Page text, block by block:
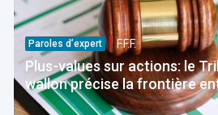
Paroles d’expert F.F.F.
Plus-values sur actions: le
wallon précise la frontière
normale et spéculation